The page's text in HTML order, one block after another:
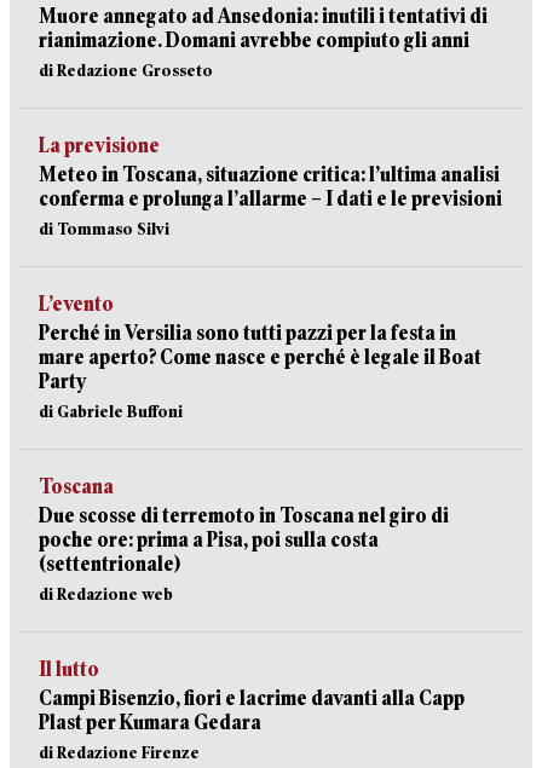
Muore annegato ad Ansedonia: inutili i tentativi di
rianimazione. Domani avrebbe compiuto gli anni
di Redazione Grosseto
La previsione
Meteo in Toscana, situazione critica: l’ultima analisi
conferma e prolunga l’allarme – I dati e le previsioni
di Tommaso Silvi
L’evento
Perché in Versilia sono tutti pazzi per la festa in
mare aperto? Come nasce e perché è legale il Boat
Party
di Gabriele Buffoni
Toscana
Due scosse di terremoto in Toscana nel giro di
poche ore: prima a Pisa, poi sulla costa
(settentrionale)
di Redazione web
Il lutto
Campi Bisenzio, fiori e lacrime davanti alla Capp
Plast per Kumara Gedara
di Redazione Firenze